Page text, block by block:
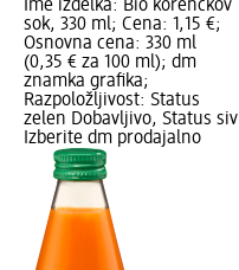
Ime izdelka: Bio korenčkov
sok, 330 ml; Cena: 1,15 €;
Osnovna cena: 330 ml
(0,35 € za 100 ml); dm
znamka grafika;
Razpoložljivost: Status
zelen Dobavljivo, Status siv
Izberite dm prodajalno